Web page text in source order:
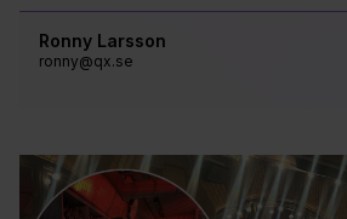
Ronny Larsson
ronny@qx.se